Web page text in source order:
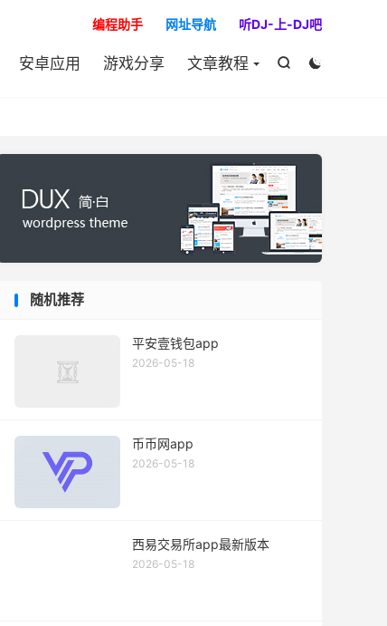


安卓应用 游戏分享 文章教程
编程助手 网址导航 听DJ-上-DJ吧
随机推荐
平安壹钱包app
2026-05-18
币币网app
2026-05-18
西易交易所app最新版本
2026-05-18